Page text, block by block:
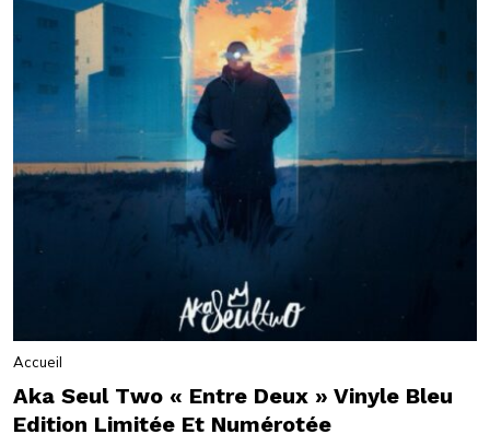
Accueil
Aka Seul Two « Entre Deux » Vinyle Bleu
Edition Limitée Et Numérotée